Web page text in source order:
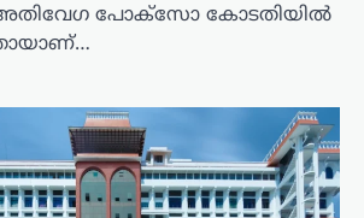
അതിവേഗ പോക്സോ കോടതിയിൽ